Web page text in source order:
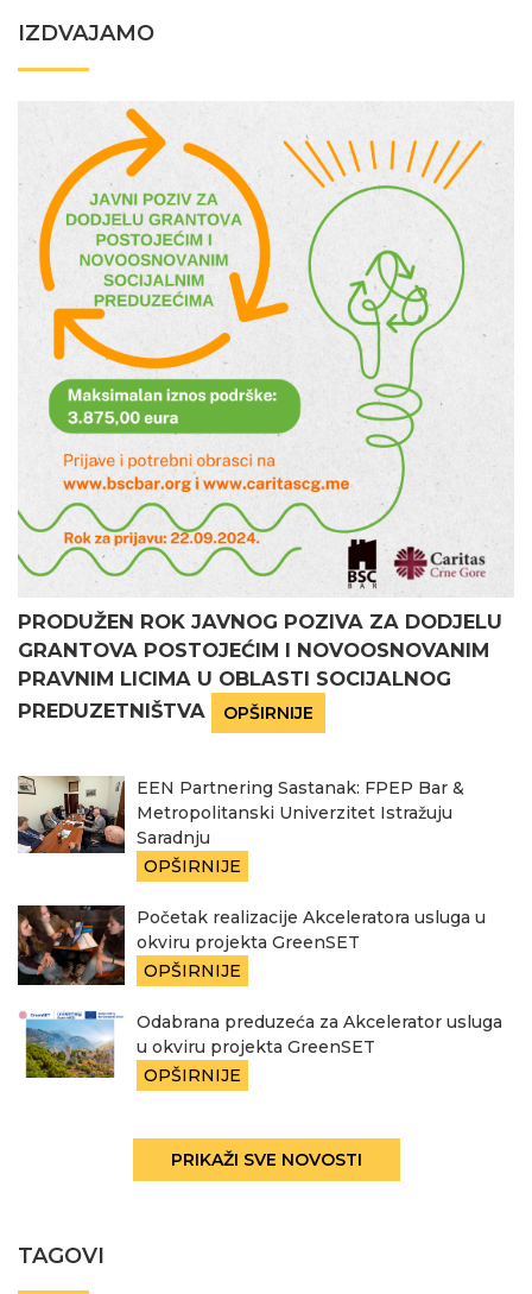
IZDVAJAMO
PRODUŽEN ROK JAVNOG POZIVA ZA DODJELU
GRANTOVA POSTOJEĆIM I NOVOOSNOVANIM
PRAVNIM LICIMA U OBLASTI SOCIJALNOG
PREDUZETNIŠTVA
OPŠIRNIJE
EEN Partnering Sastanak: FPEP Bar &
Metropolitanski Univerzitet Istražuju
Saradnju
OPŠIRNIJE
Početak realizacije Akceleratora usluga u
okviru projekta GreenSET
OPŠIRNIJE
Odabrana preduzeća za Akcelerator usluga
u okviru projekta GreenSET
OPŠIRNIJE
PRIKAŽI SVE NOVOSTI
TAGOVI